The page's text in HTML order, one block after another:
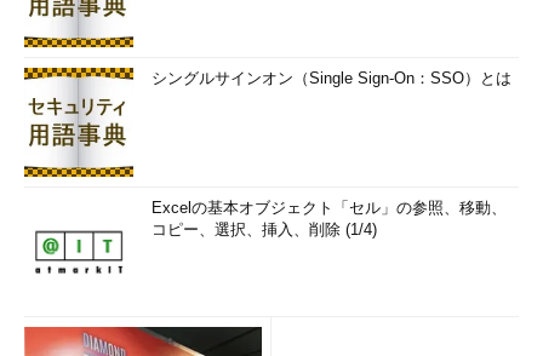
シングルサインオン（Single Sign-On：SSO）とは
Excelの基本オブジェクト「セル」の参照、移動、
コピー、選択、挿入、削除 (1/4)